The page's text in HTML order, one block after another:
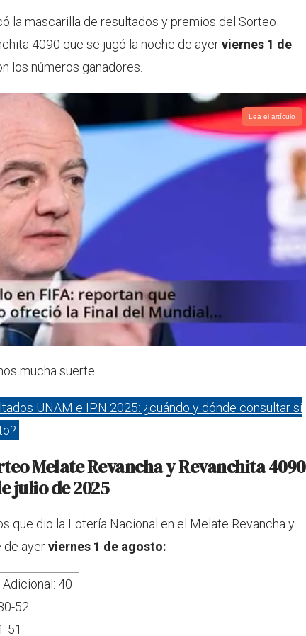
la mascarilla de resultados y premios del Sorteo
4090 que se jugó la noche de ayerviernes 1 de
los números ganadores.
Lea el artículo
mucha suerte.
UNAM e IPN 2025: ¿cuándo y dónde consultar si
Melate Revancha y Revanchita 4090
julio de 2025
que dio la Lotería Nacional en el Melate Revancha y
de ayerviernes 1 de agosto:
40
52
51